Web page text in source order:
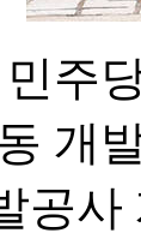
주
개
공